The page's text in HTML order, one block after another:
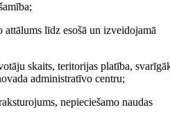
līdz esošā un izveidojamā
skaits, teritorijas platība,
administratīvo centru;
nepieciešamo naudas